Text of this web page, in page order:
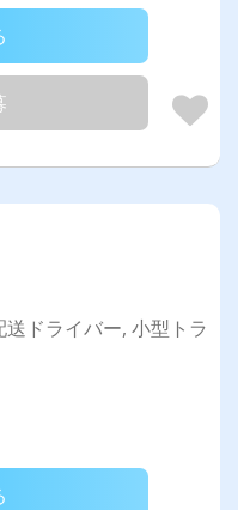
ドライバー, 小型トラ